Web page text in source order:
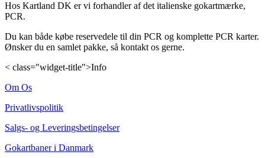
Hos Kartland DK er vi forhandler af det italienske gokartmærke,
PCR.
Du kan både købe reservedele til din PCR og komplette PCR karter.
Ønsker du en samlet pakke, så kontakt os gerne.
< class="widget-title">Info
Om Os
Privatlivspolitik
Salgs- og Leveringsbetingelser
Gokartbaner i Danmark